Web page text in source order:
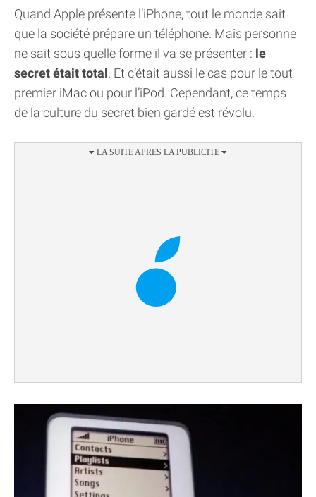
Quand Apple présente l’iPhone, tout le monde sait
que la société prépare un téléphone. Mais personne
ne sait sous quelle forme il va se présenter : le
secret était total. Et c’était aussi le cas pour le tout
premier iMac ou pour l’iPod. Cependant, ce temps
de la culture du secret bien gardé est révolu.